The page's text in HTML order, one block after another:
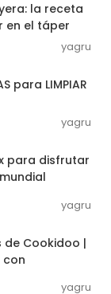
la receta
en el táper
yagru
para LIMPIAR
yagru
para disfrutar
yagru
de Cookidoo |
yagru